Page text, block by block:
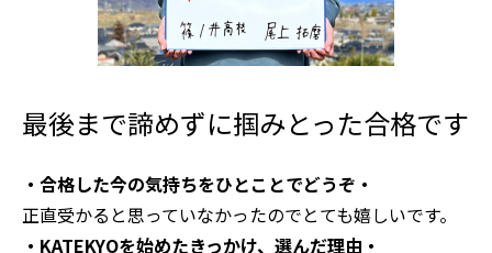
最後まで諦めずに掴みとった合格です
・合格した今の気持ちをひとことでどうぞ・
正直受かると思っていなかったのでとても嬉しいです。
・KATEKYOを始めたきっかけ、選んだ理由・